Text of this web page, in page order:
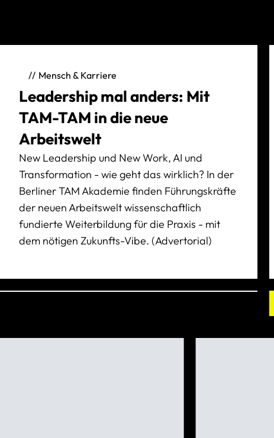
Mensch & Karriere
Leadership mal anders: Mit
TAM-TAM in die neue
Arbeitswelt
New Leadership und New Work, AI und
Transformation - wie geht das wirklich? In der
Berliner TAM Akademie finden Führungskräfte
der neuen Arbeitswelt wissenschaftlich
fundierte Weiterbildung für die Praxis - mit
dem nötigen Zukunfts-Vibe. (Advertorial)